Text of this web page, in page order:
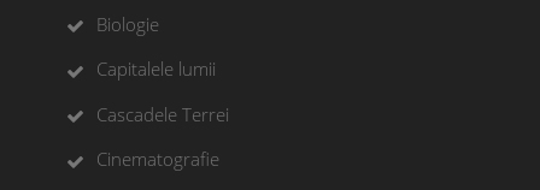
Biologie
Capitalele lumii
Cascadele Terrei
Cinematografie